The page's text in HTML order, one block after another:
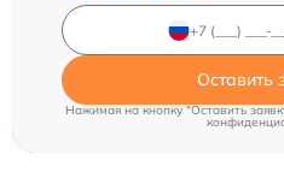
Оставить
Нажимая на кнопку "Оставить